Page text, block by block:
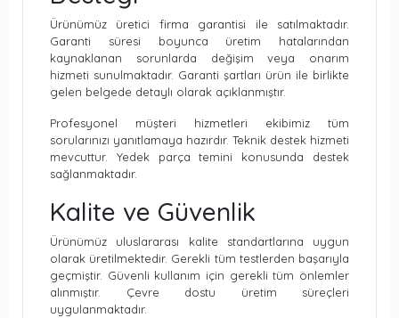
Ürünümüz üretici firma garantisi ile satılmaktadır.
Garanti süresi boyunca üretim hatalarından
kaynaklanan sorunlarda değişim veya onarım
hizmeti sunulmaktadır. Garanti şartları ürün ile birlikte
gelen belgede detaylı olarak açıklanmıştır.
Profesyonel müşteri hizmetleri ekibimiz tüm
sorularınızı yanıtlamaya hazırdır. Teknik destek hizmeti
mevcuttur. Yedek parça temini konusunda destek
sağlanmaktadır.
Kalite ve Güvenlik
Ürünümüz uluslararası kalite standartlarına uygun
olarak üretilmektedir. Gerekli tüm testlerden başarıyla
geçmiştir. Güvenli kullanım için gerekli tüm önlemler
alınmıştır. Çevre dostu üretim süreçleri
uygulanmaktadır.